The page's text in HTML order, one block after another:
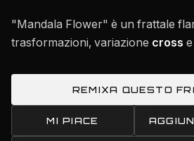
"Mandala Flower" è un frattale
trasformazioni, variazione cross
REMIXA QUESTO
MI PIACE